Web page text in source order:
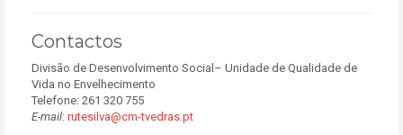
Contactos
Divisão de Desenvolvimento Social– Unidade de Qualidade de
Vida no Envelhecimento
Telefone: 261 320 755
E-mail: rutesilva@cm-tvedras.pt